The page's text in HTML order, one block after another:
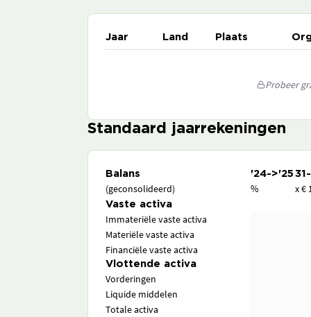
Jaar Land Plaats
Probeer
Standaard jaarrekeningen
Balans '24->'25
(geconsolideerd) % x €
Vaste activa
Immateriële vaste activa
Materiële vaste activa
Financiële vaste activa
Vlottende activa
Vorderingen
Liquide middelen
Totale activa